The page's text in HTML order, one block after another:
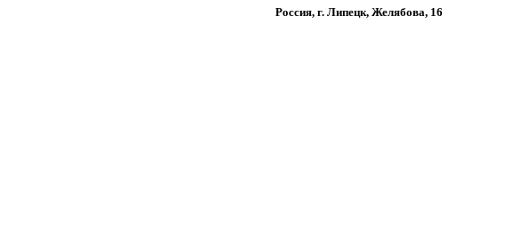
Россия, г. Липецк, Желябова, 16